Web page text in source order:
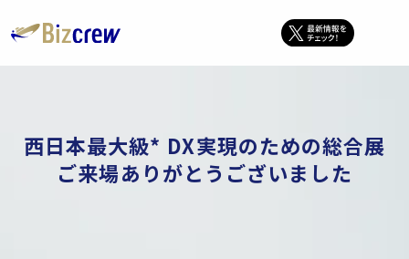
西日本最大級* DX実現のための総合展
ご来場ありがとうございました